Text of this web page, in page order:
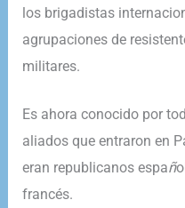
los brigadistas
agrupaciones de
militares.
Es ahora conocido por
aliados que entraron en
eran republicanos españ
francés.